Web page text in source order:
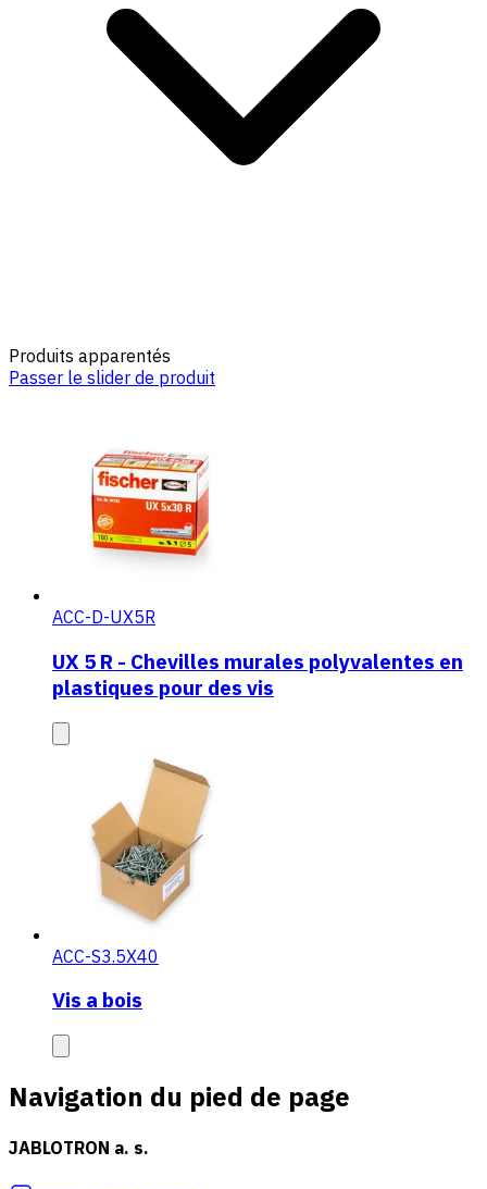
Produits apparentés
Passer le slider de produit
ACC-D-UX5R
UX 5 R - Chevilles murales polyvalentes en
plastiques pour des vis
ACC-S3.5X40
Vis a bois
Navigation du pied de page
JABLOTRON a. s.